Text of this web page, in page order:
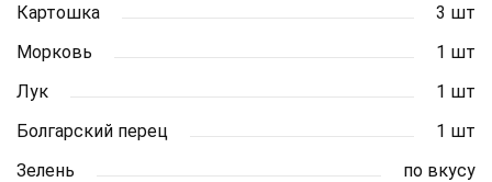
Картошка
3 шт
Морковь
1 шт
Лук
1 шт
Болгарский перец
1 шт
Зелень
по вкусу